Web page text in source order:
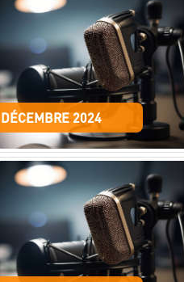
DÉCEMBRE 2024